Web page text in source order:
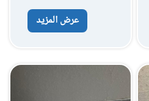
عرض المزيد